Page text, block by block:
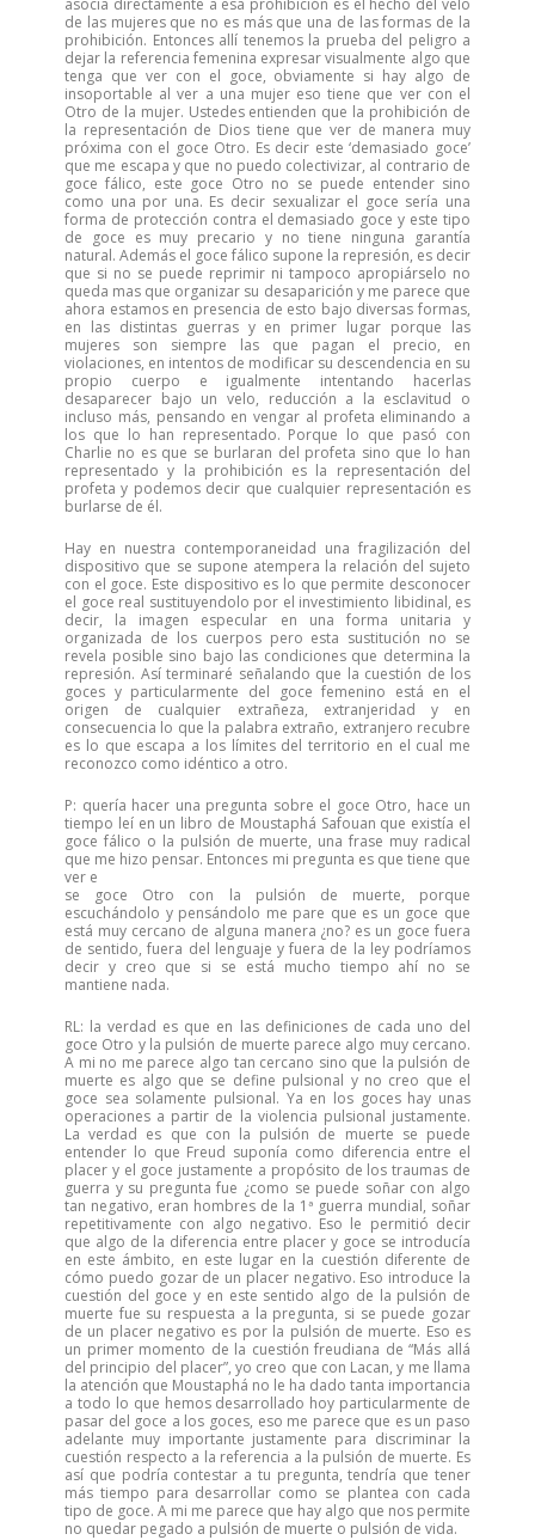
asocia directamente a esa prohibición es el hecho del velo
de las mujeres que no es más que una de las formas de la
prohibición. Entonces allí tenemos la prueba del peligro a
dejar la referencia femenina expresar visualmente algo que
tenga que ver con el goce, obviamente si hay algo de
insoportable al ver a una mujer eso tiene que ver con el
Otro de la mujer. Ustedes entienden que la prohibición de
la representación de Dios tiene que ver de manera muy
próxima con el goce Otro. Es decir este ‘demasiado goce’
que me escapa y que no puedo colectivizar, al contrario de
goce fálico, este goce Otro no se puede entender sino
como una por una. Es decir sexualizar el goce sería una
forma de protección contra el demasiado goce y este tipo
de goce es muy precario y no tiene ninguna garantía
natural. Además el goce fálico supone la represión, es decir
que si no se puede reprimir ni tampoco apropiárselo no
queda mas que organizar su desaparición y me parece que
ahora estamos en presencia de esto bajo diversas formas,
en las distintas guerras y en primer lugar porque las
mujeres son siempre las que pagan el precio, en
violaciones, en intentos de modificar su descendencia en su
propio cuerpo e igualmente intentando hacerlas
desaparecer bajo un velo, reducción a la esclavitud o
incluso más, pensando en vengar al profeta eliminando a
los que lo han representado. Porque lo que pasó con
Charlie no es que se burlaran del profeta sino que lo han
representado y la prohibición es la representación del
profeta y podemos decir que cualquier representación es
burlarse de él.
Hay en nuestra contemporaneidad una fragilización del
dispositivo que se supone atempera la relación del sujeto
con el goce. Este dispositivo es lo que permite desconocer
el goce real sustituyendolo por el investimiento libidinal, es
decir, la imagen especular en una forma unitaria y
organizada de los cuerpos pero esta sustitución no se
revela posible sino bajo las condiciones que determina la
represión. Así terminaré señalando que la cuestión de los
goces y particularmente del goce femenino está en el
origen de cualquier extrañeza, extranjeridad y en
consecuencia lo que la palabra extraño, extranjero recubre
es lo que escapa a los límites del territorio en el cual me
reconozco como idéntico a otro.
P: quería hacer una pregunta sobre el goce Otro, hace un
tiempo leí en un libro de Moustaphá Safouan que existía el
goce fálico o la pulsión de muerte, una frase muy radical
que me hizo pensar. Entonces mi pregunta es que tiene que
ver e
se goce Otro con la pulsión de muerte, porque
escuchándolo y pensándolo me pare que es un goce que
está muy cercano de alguna manera ¿no? es un goce fuera
de sentido, fuera del lenguaje y fuera de la ley podríamos
decir y creo que si se está mucho tiempo ahí no se
mantiene nada.
RL: la verdad es que en las definiciones de cada uno del
goce Otro y la pulsión de muerte parece algo muy cercano.
A mi no me parece algo tan cercano sino que la pulsión de
muerte es algo que se define pulsional y no creo que el
goce sea solamente pulsional. Ya en los goces hay unas
operaciones a partir de la violencia pulsional justamente.
La verdad es que con la pulsión de muerte se puede
entender lo que Freud suponía como diferencia entre el
placer y el goce justamente a propósito de los traumas de
guerra y su pregunta fue ¿como se puede soñar con algo
tan negativo, eran hombres de la 1ª guerra mundial, soñar
repetitivamente con algo negativo. Eso le permitió decir
que algo de la diferencia entre placer y goce se introducía
en este ámbito, en este lugar en la cuestión diferente de
cómo puedo gozar de un placer negativo. Eso introduce la
cuestión del goce y en este sentido algo de la pulsión de
muerte fue su respuesta a la pregunta, si se puede gozar
de un placer negativo es por la pulsión de muerte. Eso es
un primer momento de la cuestión freudiana de “Más allá
del principio del placer”, yo creo que con Lacan, y me llama
la atención que Moustaphá no le ha dado tanta importancia
a todo lo que hemos desarrollado hoy particularmente de
pasar del goce a los goces, eso me parece que es un paso
adelante muy importante justamente para discriminar la
cuestión respecto a la referencia a la pulsión de muerte. Es
así que podría contestar a tu pregunta, tendría que tener
más tiempo para desarrollar como se plantea con cada
tipo de goce. A mi me parece que hay algo que nos permite
no quedar pegado a pulsión de muerte o pulsión de vida.